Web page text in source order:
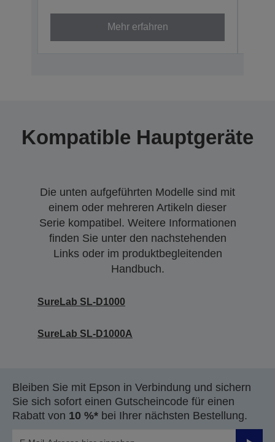
Mehr erfahren
Kompatible Hauptgeräte
Die unten aufgeführten Modelle sind mit
einem oder mehreren Artikeln dieser
Serie kompatibel. Weitere Informationen
finden Sie unter den nachstehenden
Links oder im produktbegleitenden
Handbuch.
SureLab SL-D1000
SureLab SL-D1000A
Bleiben Sie mit Epson in Verbindung und sichern
Sie sich sofort einen Gutscheincode für einen
Rabatt von 10 %* bei Ihrer nächsten Bestellung.